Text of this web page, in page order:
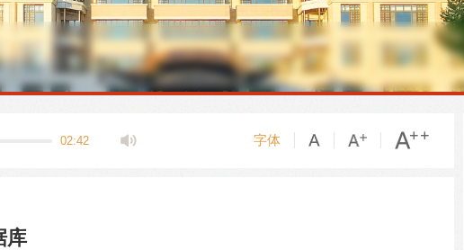
馆藏目录 论文、书、报告 数据库 电子图书和电子期刊
机构知识库 馆际互借 新书通报 专利数据 活动讲座
02:42 字体
库